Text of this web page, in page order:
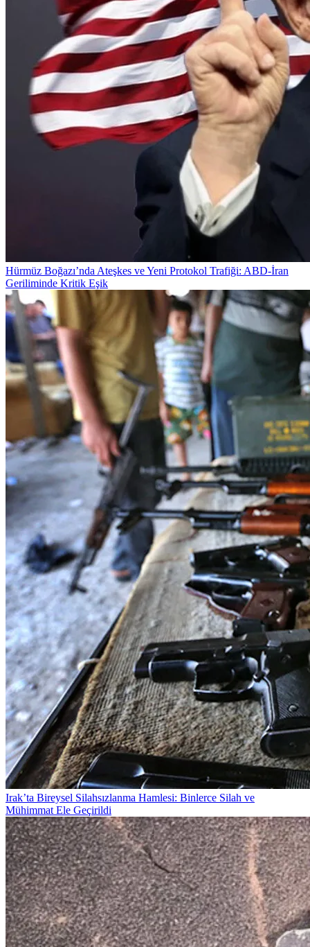
Hürmüz Boğazı’nda Ateşkes ve Yeni Protokol Trafiği: ABD-İran
Geriliminde Kritik Eşik
Irak’ta Bireysel Silahsızlanma Hamlesi: Binlerce Silah ve
Mühimmat Ele Geçirildi